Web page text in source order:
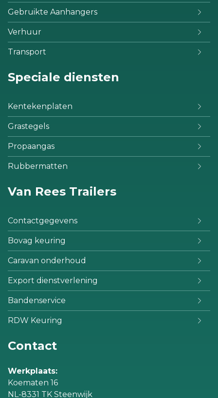
Gebruikte Aanhangers
Verhuur
Transport
Speciale diensten
Kentekenplaten
Grastegels
Propaangas
Rubbermatten
Van Rees Trailers
Contactgegevens
Bovag keuring
Caravan onderhoud
Export dienstverlening
Bandenservice
RDW Keuring
Contact
Werkplaats:
Koematen 16
NL-8331 TK Steenwijk